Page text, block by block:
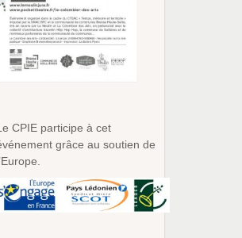
CPIE participe à cet
grâce au soutien de